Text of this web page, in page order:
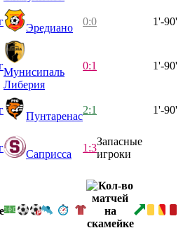
Эредиано
0:0 1'-90'
Мунисипаль
Либерия
0:1 1'-90'
Пунтаренас
2:1 1'-90'
Саприсса
1:3
Запасные
игроки